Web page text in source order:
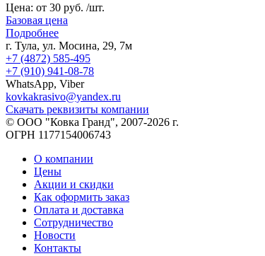
Цена: от 30 руб. /шт.
Базовая цена
Подробнее
г. Тула, ул. Мосина, 29, 7м
+7 (4872) 585-495
+7 (910) 941-08-78
WhatsApp, Viber
kovkakrasivo@yandex.ru
Скачать реквизиты компании
© ООО "Ковка Гранд", 2007-2026 г.
ОГРН 1177154006743
О компании
Цены
Акции и скидки
Как оформить заказ
Оплата и доставка
Сотрудничество
Новости
Контакты